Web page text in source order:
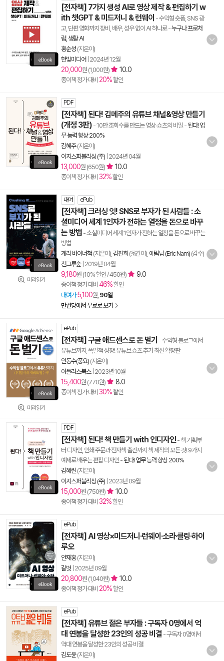
[전자책] 7가지 생성 AI로 영상 제작 & 편집하기 w
ith 챗GPT & 미드저니 & 런웨이 - 수익형 숏폼, SNS 광
고, 단편 영화까지 장비, 배우, 성우 없이 AI 하나로-누구나 프로처
럼, 생활 AI
홍순성 (지은이)
한빛미디어 2024년 12월
20,000원 (1,000원) 10.0
종이책 정가 대비 20%할인
PDF
[전자책] 된다! 김메주의 유튜브 채널&영상 만들기
(개정 3판) - 10만 조회수를 만드는 영상∙쇼츠의 비밀 - 된다! 업
무 능력 향상 200%
김혜주(지은이)
이지스퍼블리싱 (주) 2024년 04월
13,000원 (650원) 10.0
종이책 정가 대비 32%할인
미리읽기
대여 ePub
[전자책] 크러싱 잇! SNS로 부자가 된 사람들 : 소
셜미디어 세계 1인자가 전하는 열정을 돈으로 바꾸
는 방법 - 소셜미디어 세계 1인자가 전하는 열정을 돈으로 바꾸는
방법
게리 바이너척 (지은이), 김진희 (옮긴이), 에릭남 (Eric Nam) (감수)
천그루숲| 2019년 04월
9,180원 (10% 할인 / 450원) 9.0
종이책 정가 대비 46%할인
대여가 5,100원, 90일
만권당에서 무료로 보기
미리읽기
ePub
[전자책] 구글 애드센스로 돈 벌기 - 수익형 블로그에서
유튜브까지, 폭발적 성장! 유튜브 쇼츠 추가 최신 확장판
안동수(풍요) (지은이)
아틀라스북스| 2023년 10월
15,400원 (770원) 8.0
종이책 정가 대비 30%할인
PDF
[전자책] 된다! 책 만들기 with 인디자인- 책 기획부
터 디자인, 인쇄 주문과 전자책 출간까지 책 제작의 모든 것! 9가지
예제로 배우는 편집 디자인 - 된다! 업무 능력 향상 200%
김혜린 (지은이)
이지스퍼블리싱 (주) 2023년 09월
15,000원 (750원) 10.0
종이책 정가 대비 32%할인
ePub
[전자책] AI 영상×미드저니·런웨이·소라·클링·하이
루오
안재홍(지은이)
길벗 2025년 09월
20,800원 (1,040원) 10.0
종이책 정가 대비 20%할인
ePub
[전자책] 유튜브 젊은 부자들 : 구독자 0명에서 억
대 연봉을 달성한 23인의 성공 비결 - 구독자 0명에서
억대 연봉을 달성한 23인의 성공 비결
김도윤(지은이)